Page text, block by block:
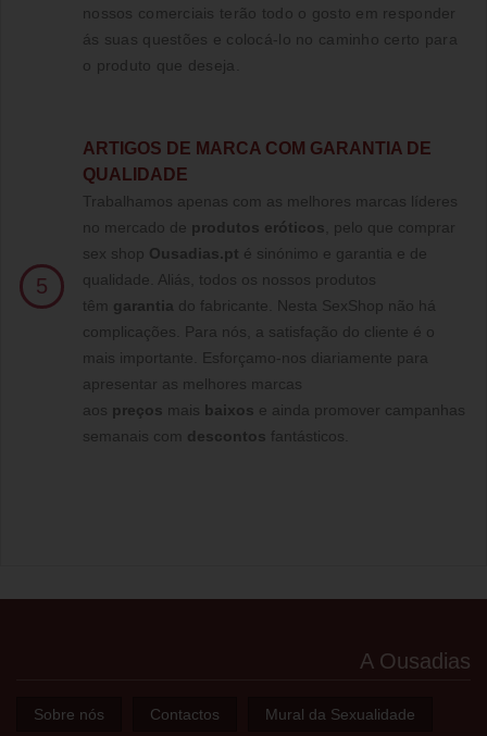
nossos comerciais terão todo o gosto em responder
ás suas questões e colocá-lo no caminho certo para
o produto que deseja.
5
ARTIGOS DE MARCA COM GARANTIA DE
QUALIDADE
Trabalhamos apenas com as melhores marcas líderes
no mercado de produtos eróticos , pelo que comprar
sex shop Ousadias.pt é sinónimo e garantia e de
qualidade. Aliás, todos os nossos produtos
têm garantia do fabricante. Nesta SexShop não há
complicações. Para nós, a satisfação do cliente é o
mais importante. Esforçamo-nos diariamente para
apresentar as melhores marcas
aos preços mais baixos e ainda promover campanhas
semanais com descontos fantásticos.
A Ousadias
Sobre nós Contactos Mural da Sexualidade